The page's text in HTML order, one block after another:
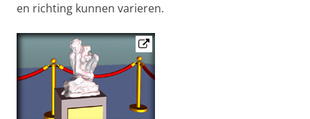
en richting kunnen varieren.